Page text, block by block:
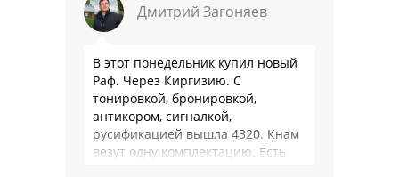
Дмитрий Загоняев
В этот понедельник купил новый
Раф. Через Киргизию. С
тонировкой, бронировкой,
антикором, сигналкой,
русификацией вышла 4320. Кнам
везут одну комплектацию. Есть